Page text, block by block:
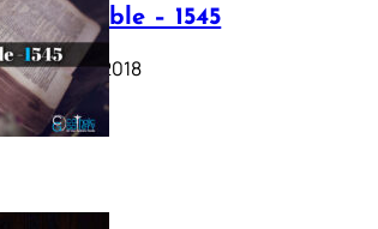
Luther Bible – 1545
October 17, 2018